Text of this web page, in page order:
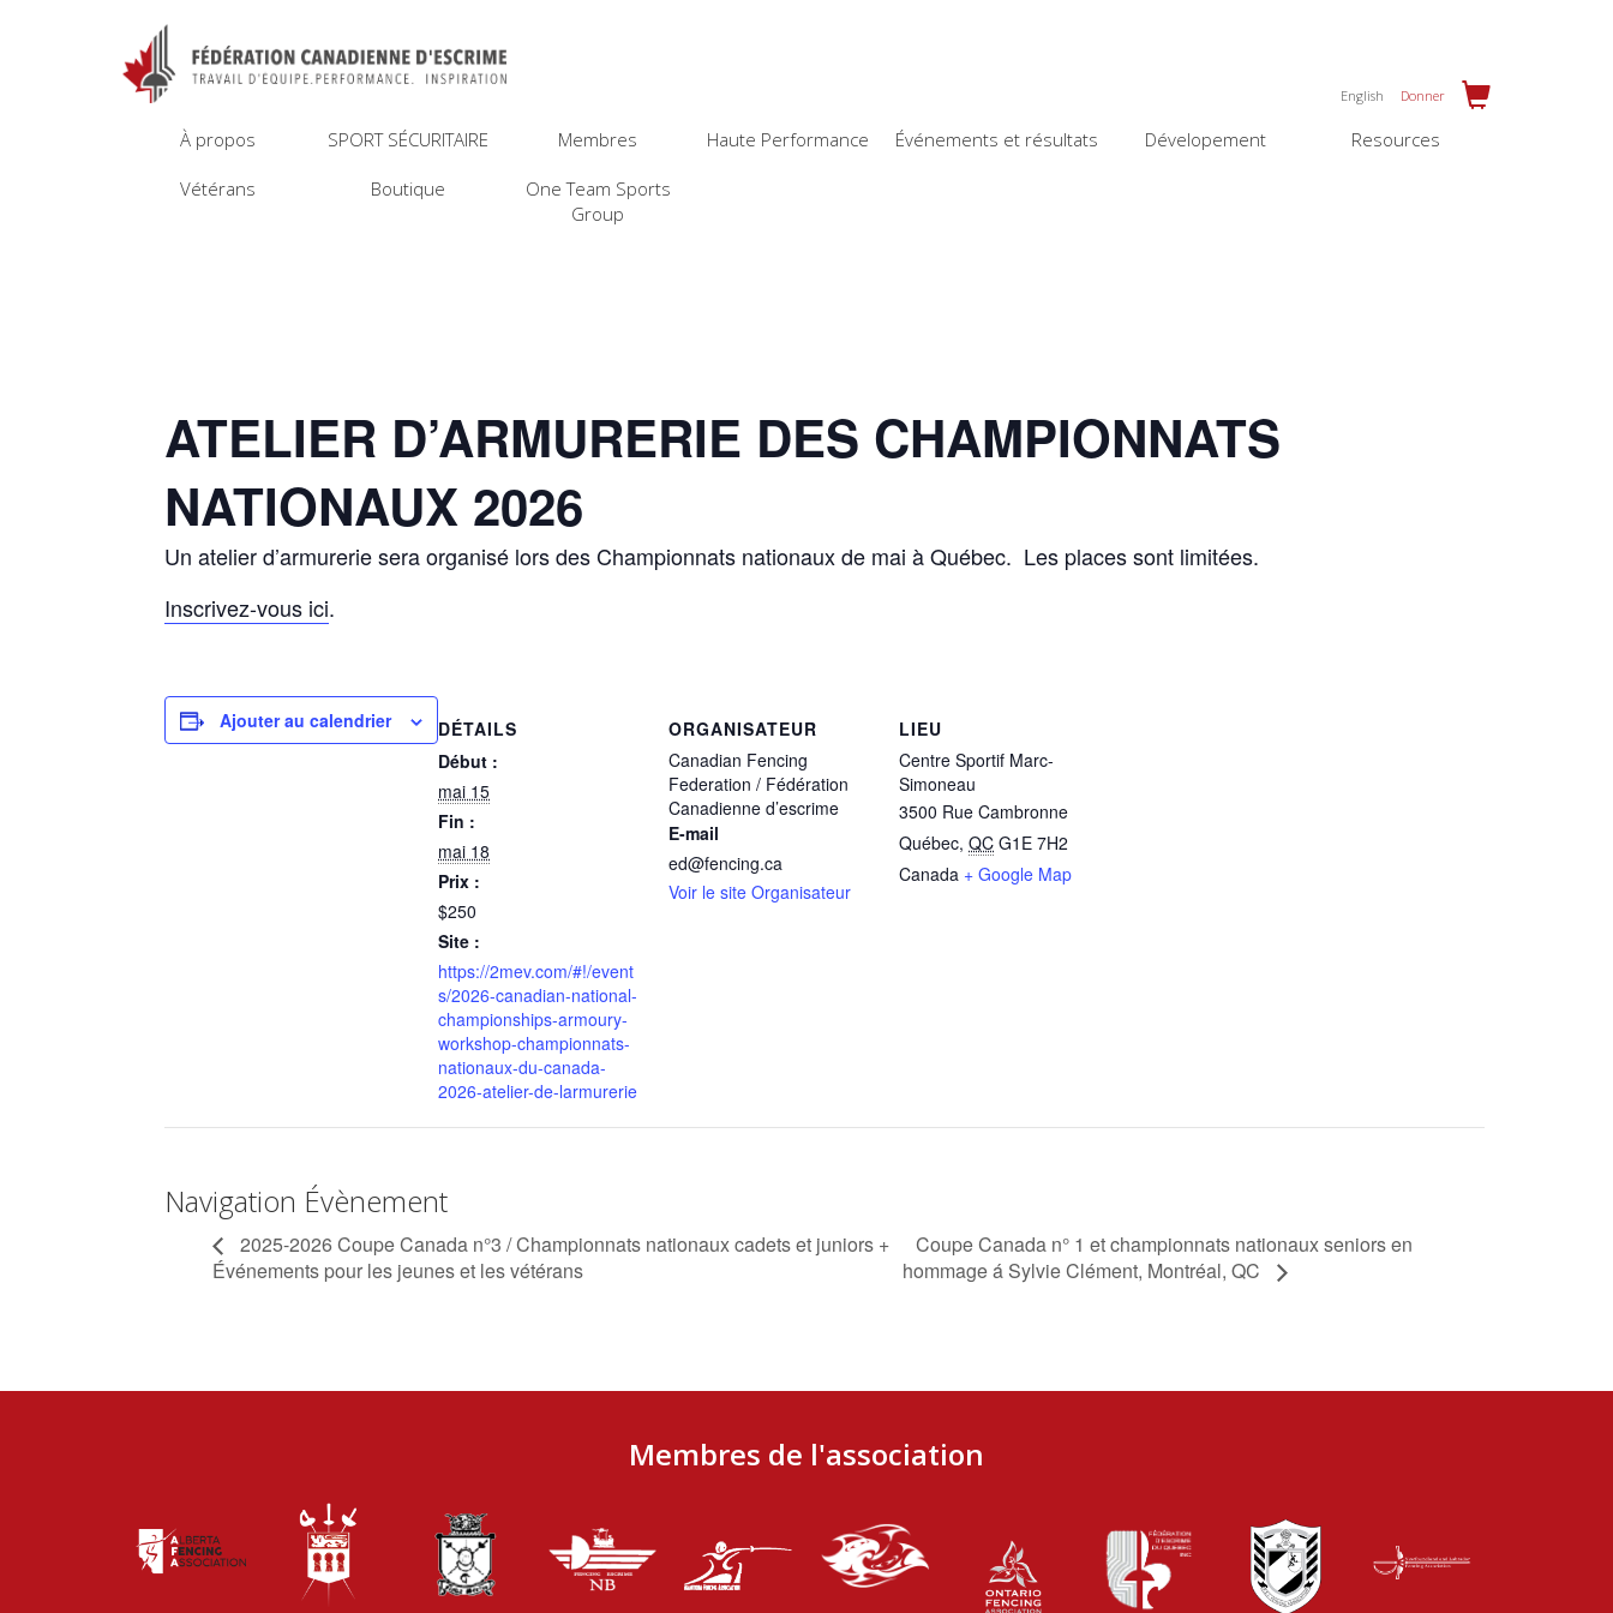
English Donner
À propos SPORT SÉCURITAIRE Membres Haute Performance Événements et résultats Dévelopement Resources
Vétérans Boutique
One Team Sports
Group
ATELIER D’ARMURERIE DES CHAMPIONNATS
NATIONAUX 2026
Un atelier d’armurerie sera organisé lors des Championnats nationaux de mai à Québec. Les places sont limitées.
Inscrivez-vous ici.
Ajouter au calendrier
DÉTAILS
Début :
mai 15
Fin :
mai 18
Prix :
$250
Site :
https://2mev.com/#!/event
s/2026-canadian-national-
championships-armoury-
workshop-championnats-
nationaux-du-canada-
2026-atelier-de-larmurerie
ORGANISATEUR
Canadian Fencing
Federation / Fédération
Canadienne d’escrime
E-mail
ed@fencing.ca
Voir le site Organisateur
LIEU
Centre Sportif Marc-
Simoneau
3500 Rue Cambronne
Québec, QC G1E 7H2
Canada + Google Map
Navigation Évènement
2025-2026 Coupe Canada n°3 / Championnats nationaux cadets et juniors +
Événements pour les jeunes et les vétérans
Coupe Canada n° 1 et championnats nationaux seniors en
hommage á Sylvie Clément, Montréal, QC
Membres de l'association